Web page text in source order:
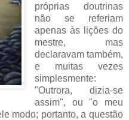
próprias doutrinas
não se referiam
apenas às lições do
mestre, mas
declaravam também,
e muitas vezes
simplesmente:
"Outrora, dizia-se
assim", ou "o meu
modo; portanto, a questão